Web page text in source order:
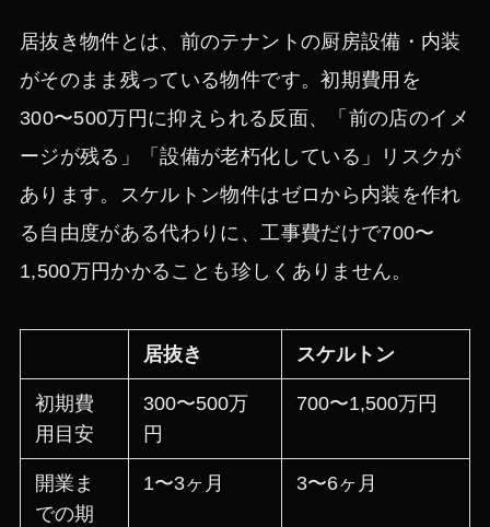
居抜き物件とは、前のテナントの厨房設備・内装
がそのまま残っている物件です。初期費用を
300〜500万円に抑えられる反面、「前の店のイメ
ージが残る」「設備が老朽化している」リスクが
あります。スケルトン物件はゼロから内装を作れ
る自由度がある代わりに、工事費だけで700〜
1,500万円かかることも珍しくありません。
居抜き スケルトン
初期費
用目安
300〜500万
円
700〜1,500万円
開業ま
での期
1〜3ヶ月 3〜6ヶ月